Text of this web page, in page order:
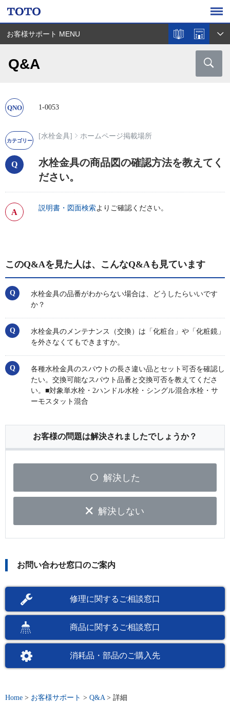
お客様サポート MENU
Q&A
1-0053
[水栓金具] ホームページ掲載場所
水栓金具の商品図の確認方法を教えてく
ださい。
説明書・図面検索よりご確認ください。
このQ&Aを見た人は、こんなQ&Aも見ています
水栓金具の品番がわからない場合は、どうしたらいいです
か？
水栓金具のメンテナンス（交換）は「化粧台」や「化粧鏡」
を外さなくてもできますか。
各種水栓金具のスパウトの長さ違い品とセット可否を確認し
たい。交換可能なスパウト品番と交換可否を教えてくださ
い。■対象単水栓・2ハンドル水栓・シングル混合水栓・サ
ーモスタット混合
お客様の問題は解決されましたでしょうか？
解決した
解決しない
お問い合わせ窓口のご案内
修理に関するご相談窓口
商品に関するご相談窓口
消耗品・部品のご購入先
Home > お客様サポート > Q&A > 詳細